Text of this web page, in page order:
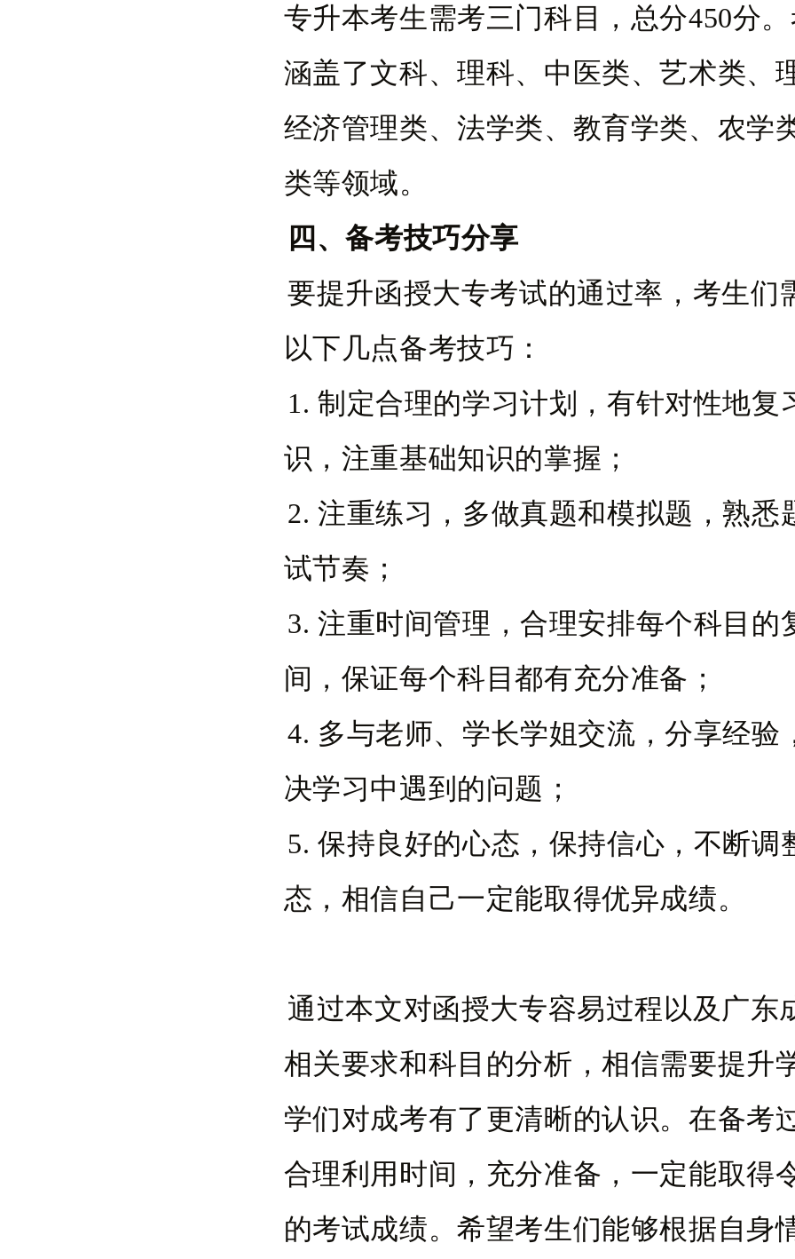
专升本考生需考三门科目，总分450分
涵盖了文科、理科、中医类、艺术类、
经济管理类、法学类、教育学类、农学
类等领域。
四、备考技巧分享
要提升函授大专考试的通过率，考生们
以下几点备考技巧：
1. 制定合理的学习计划，有针对性地复
识，注重基础知识的掌握；
2. 注重练习，多做真题和模拟题，熟悉
试节奏；
3. 注重时间管理，合理安排每个科目的
间，保证每个科目都有充分准备；
4. 多与老师、学长学姐交流，分享经验
决学习中遇到的问题；
5. 保持良好的心态，保持信心，不断调
态，相信自己一定能取得优异成绩。
通过本文对函授大专容易过程以及广东
相关要求和科目的分析，相信需要提升
学们对成考有了更清晰的认识。在备考
合理利用时间，充分准备，一定能取得
的考试成绩。希望考生们能够根据自身